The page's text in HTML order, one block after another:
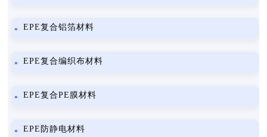
EPE复合铝箔材料
EPE复合编织布材料
EPE复合PE膜材料
EPE防静电材料